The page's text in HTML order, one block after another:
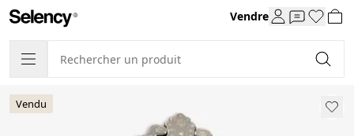
Vendre
Vendu